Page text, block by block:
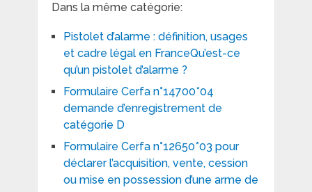
Dans la même catégorie:
Pistolet d’alarme : définition, usages
et cadre légal en FranceQu’est-ce
qu’un pistolet d’alarme ?
Formulaire Cerfa n°14700*04
demande d’enregistrement de
catégorie D
Formulaire Cerfa n°12650*03 pour
déclarer l’acquisition, vente, cession
ou mise en possession d’une arme de